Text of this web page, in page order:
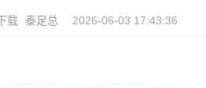
载 泰足总 2026-06-03 17:43:36